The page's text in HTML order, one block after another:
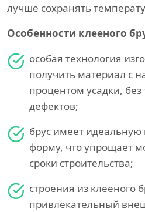
лучше сохранять
Особенности клееного
особая технология
получить материал с
процентом усадки,
дефектов;
брус имеет идеальную
форму, что упрощает
сроки строительства;
строения из клееного
привлекательный